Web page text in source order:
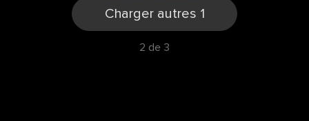
Charger autres 1
2 de 3